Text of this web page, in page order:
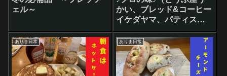
ェル～
かい、ブレッド&コーヒー
イケダヤマ、パティスリ
ー リョーコ）
ありま日常 ありま日常